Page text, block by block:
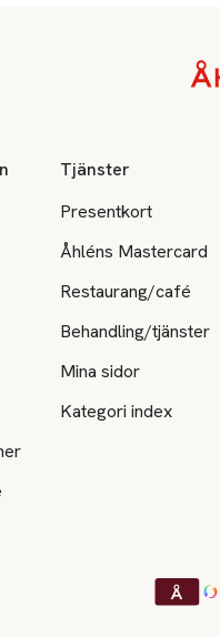
Tjänster
Presentkort
Åhléns Mastercard
Restaurang/café
Behandling/tjänster
Mina sidor
Kategori index